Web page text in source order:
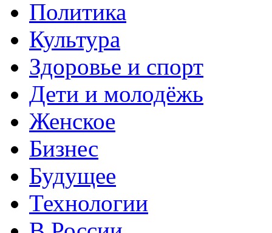
Политика
Культура
Здоровье и спорт
Дети и молодёжь
Женское
Бизнес
Будущее
Технологии